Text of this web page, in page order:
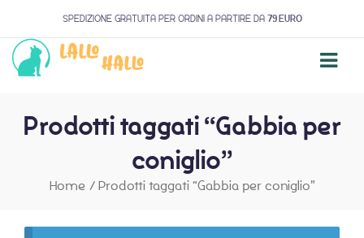
SPEDIZIONE GRATUITA PER ORDINI A PARTIRE DA 79 EURO
Prodotti taggati “Gabbia per
coniglio”
Home / Prodotti taggati “Gabbia per coniglio”